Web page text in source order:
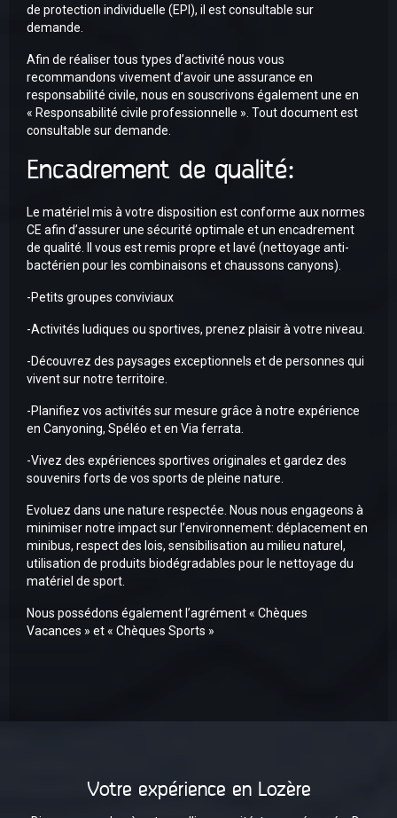
de protection individuelle (EPI), il est consultable sur
demande.
Afin de réaliser tous types d’activité nous vous
recommandons vivement d’avoir une assurance en
responsabilité civile, nous en souscrivons également une en
« Responsabilité civile professionnelle ». Tout document est
consultable sur demande.
Encadrement de qualité:
Le matériel mis à votre disposition est conforme aux normes
CE afin d’assurer une sécurité optimale et un encadrement
de qualité. Il vous est remis propre et lavé (nettoyage anti-
bactérien pour les combinaisons et chaussons canyons).
-Petits groupes conviviaux
-Activités ludiques ou sportives, prenez plaisir à votre niveau.
-Découvrez des paysages exceptionnels et de personnes qui
vivent sur notre territoire.
-Planifiez vos activités sur mesure grâce à notre expérience
en Canyoning, Spéléo et en Via ferrata.
-Vivez des expériences sportives originales et gardez des
souvenirs forts de vos sports de pleine nature.
Evoluez dans une nature respectée. Nous nous engageons à
minimiser notre impact sur l’environnement: déplacement en
minibus, respect des lois, sensibilisation au milieu naturel,
utilisation de produits biodégradables pour le nettoyage du
matériel de sport
Nous possédons également l’agrément « Chèques
Vacances » et « Chèques Sports »
Votre expérience en Lozère